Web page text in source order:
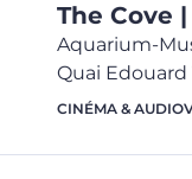
The Cove
Aquarium-
Quai
CINÉMA &